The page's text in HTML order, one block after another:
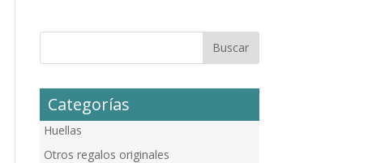
Categorías
Huellas
Otros regalos originales